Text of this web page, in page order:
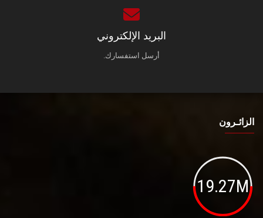
البريد الإلكتروني
أرسل استفسارك.
الزائـرون
19.27M